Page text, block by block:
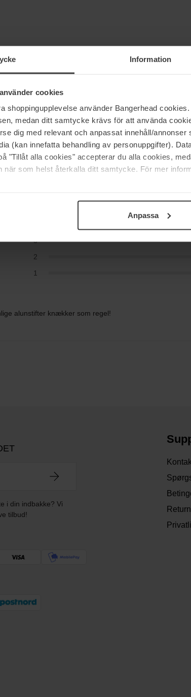
Information
cookies
shoppingupplevelse använder Bangerhead
medan ditt samtycke krävs för att använda
dig med relevant och anpassat innehåll/
(kan innefatta behandling av personuppgifter).
"Tillåt alla cookies" accepterar du alla cookies,
när som helst återkalla ditt samtycke. För mer
Anpassa
og svar (0)
3
2
1
alunstifter knækker som regel!
i din indbakke? Vi
tilbud!